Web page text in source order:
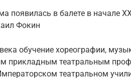
появилась в балете в начале
Фокин
обучение хореографии,
прикладным театральным
театральном